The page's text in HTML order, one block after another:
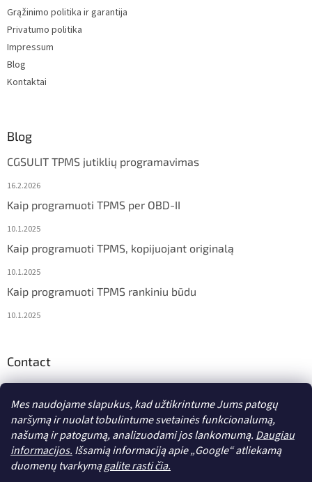
Mes naudojame slapukus, kad užtikrintume Jums patogų
naršymą ir nuolat tobulintume svetainės funkcionalumą,
našumą ir patogumą, analizuodami jos lankomumą. Daugiau
informacijos. Išsamią informaciją apie „Google“ atliekamą
duomenų tvarkymągalite rasti čia.
Grąžinimo politika ir garantija
Privatumo politika
Impressum
Blog
Kontaktai
Blog
CGSULIT TPMS jutiklių programavimas
16.2.2026
Kaip programuoti TPMS per OBD-II
10.1.2025
Kaip programuoti TPMS, kopijuojant originalą
10.1.2025
Kaip programuoti TPMS rankiniu būdu
10.1.2025
Contact